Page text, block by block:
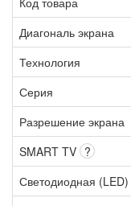
Диагональ экрана
Технология
Серия
Разрешение экрана
SMART TV ?
Светодиодная (LED)